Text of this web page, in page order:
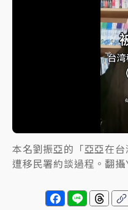
中信慈善基金會想增加
故宮《龍藏經》特展第
周六起展出延長至晚上7
台東農業處長涉圖利渡
父親節泡湯了！中颱白
雨熱區曝
本名劉振亞的「亞亞在
遭移民署約談過程。翻攝